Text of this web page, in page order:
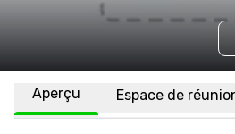
Aperçu Espace de